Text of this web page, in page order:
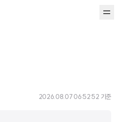
2026.08.07 06:52:52 기준